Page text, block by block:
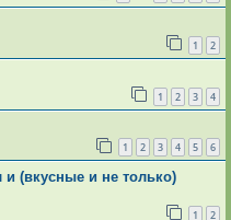
1 2
1 2 3 4
1 2 3 4 5 6
(вкусные и не только)
1 2